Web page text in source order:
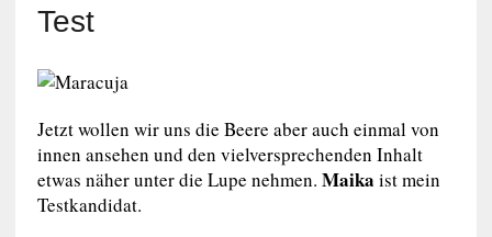
Test
Jetzt wollen wir uns die Beere aber auch einmal von
innen ansehen und den vielversprechenden Inhalt
etwas näher unter die Lupe nehmen. Maika ist mein
Testkandidat.